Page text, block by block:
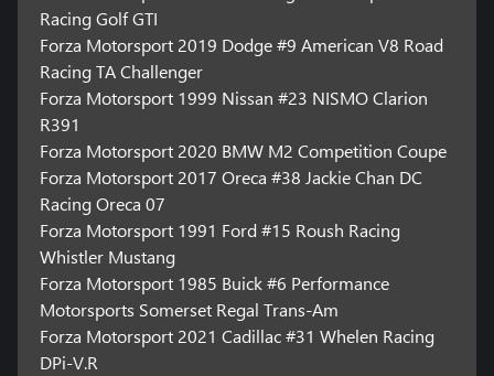
Racing Golf GTI
Forza Motorsport 2019 Dodge #9 American V8 Road
Racing TA Challenger
Forza Motorsport 1999 Nissan #23 NISMO Clarion
R391
Forza Motorsport 2020 BMW M2 Competition Coupe
Forza Motorsport 2017 Oreca #38 Jackie Chan DC
Racing Oreca 07
Forza Motorsport 1991 Ford #15 Roush Racing
Whistler Mustang
Forza Motorsport 1985 Buick #6 Performance
Motorsports Somerset Regal Trans-Am
Forza Motorsport 2021 Cadillac #31 Whelen Racing
DPi-V.R